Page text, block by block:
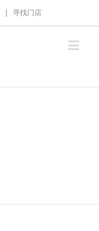
寻找门店